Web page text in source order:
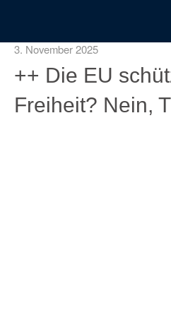
3. November 2025
++ Die EU
Freiheit? Nein,